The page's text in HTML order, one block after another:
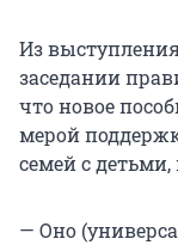
Из
заседании
что новое
мерой
семей с детьми,
— Оно